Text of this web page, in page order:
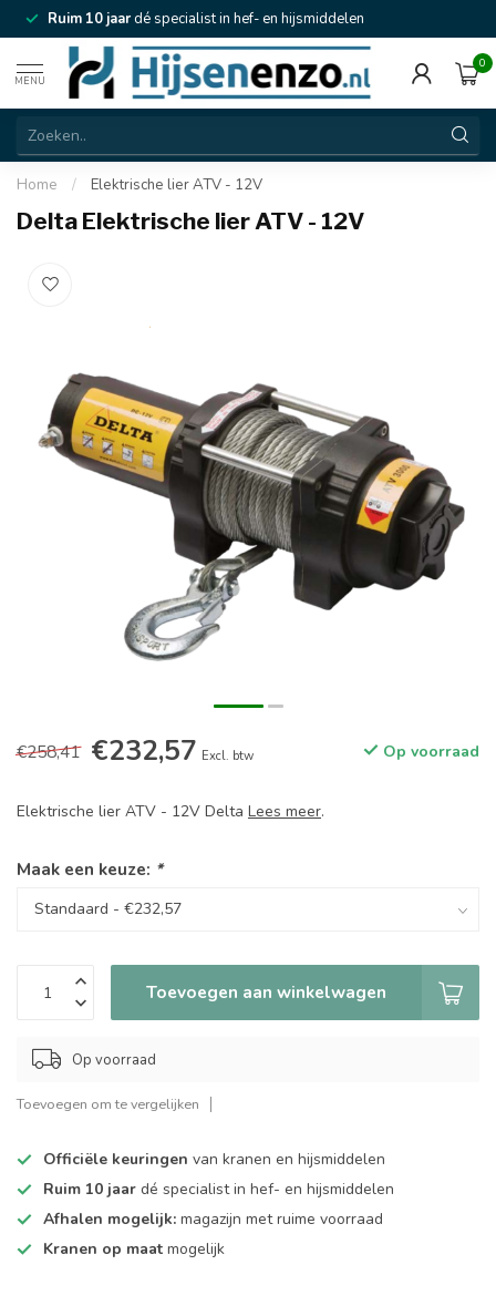
Ruim 10 jaardé specialist in hef- en hijsmiddelen
MENU
0
Home / Elektrische lier ATV - 12V
Delta Elektrische lier ATV - 12V
€258,41 €232,57 Excl. btw Op voorraad
Elektrische lier ATV - 12V Delta Lees meer.
Maak een keuze: *
Toevoegen aan winkelwagen
Op voorraad
Toevoegen om te vergelijken
Officiële keuringen van kranen en hijsmiddelen
Ruim 10 jaar dé specialist in hef- en hijsmiddelen
Afhalen mogelijk: magazijn met ruime voorraad
Kranen op maat mogelijk